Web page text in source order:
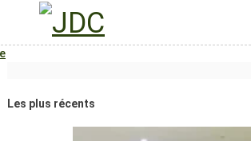
Les plus récents